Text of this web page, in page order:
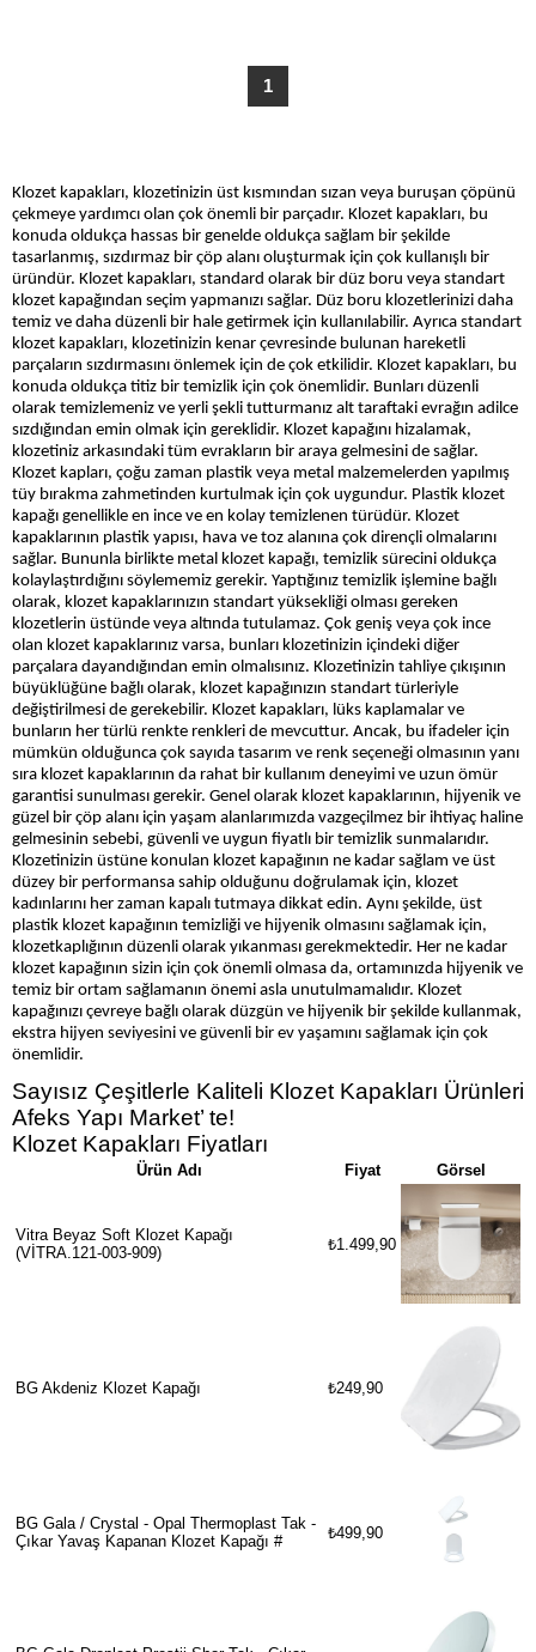
1
Klozet kapakları, klozetinizin üst kısmından sızan veya buruşan çöpünü
çekmeye yardımcı olan çok önemli bir parçadır. Klozet kapakları, bu
konuda oldukça hassas bir genelde oldukça sağlam bir şekilde
tasarlanmış, sızdırmaz bir çöp alanı oluşturmak için çok kullanışlı bir
üründür. Klozet kapakları, standard olarak bir düz boru veya standart
klozet kapağından seçim yapmanızı sağlar. Düz boru klozetlerinizi daha
temiz ve daha düzenli bir hale getirmek için kullanılabilir. Ayrıca standart
klozet kapakları, klozetinizin kenar çevresinde bulunan hareketli
parçaların sızdırmasını önlemek için de çok etkilidir. Klozet kapakları, bu
konuda oldukça titiz bir temizlik için çok önemlidir. Bunları düzenli
olarak temizlemeniz ve yerli şekli tutturmanız alt taraftaki evrağın adilce
sızdığından emin olmak için gereklidir. Klozet kapağını hizalamak,
klozetiniz arkasındaki tüm evrakların bir araya gelmesini de sağlar.
Klozet kapları, çoğu zaman plastik veya metal malzemelerden yapılmış
tüy bırakma zahmetinden kurtulmak için çok uygundur. Plastik klozet
kapağı genellikle en ince ve en kolay temizlenen türüdür. Klozet
kapaklarının plastik yapısı, hava ve toz alanına çok dirençli olmalarını
sağlar. Bununla birlikte metal klozet kapağı, temizlik sürecini oldukça
kolaylaştırdığını söylememiz gerekir. Yaptığınız temizlik işlemine bağlı
olarak, klozet kapaklarınızın standart yüksekliği olması gereken
klozetlerin üstünde veya altında tutulamaz. Çok geniş veya çok ince
olan klozet kapaklarınız varsa, bunları klozetinizin içindeki diğer
parçalara dayandığından emin olmalısınız. Klozetinizin tahliye çıkışının
büyüklüğüne bağlı olarak, klozet kapağınızın standart türleriyle
değiştirilmesi de gerekebilir. Klozet kapakları, lüks kaplamalar ve
bunların her türlü renkte renkleri de mevcuttur. Ancak, bu ifadeler için
mümkün olduğunca çok sayıda tasarım ve renk seçeneği olmasının yanı
sıra klozet kapaklarının da rahat bir kullanım deneyimi ve uzun ömür
garantisi sunulması gerekir. Genel olarak klozet kapaklarının, hijyenik ve
güzel bir çöp alanı için yaşam alanlarımızda vazgeçilmez bir ihtiyaç haline
gelmesinin sebebi, güvenli ve uygun fiyatlı bir temizlik sunmalarıdır.
Klozetinizin üstüne konulan klozet kapağının ne kadar sağlam ve üst
düzey bir performansa sahip olduğunu doğrulamak için, klozet
kadınlarını her zaman kapalı tutmaya dikkat edin. Aynı şekilde, üst
plastik klozet kapağının temizliği ve hijyenik olmasını sağlamak için,
klozetkaplığının düzenli olarak yıkanması gerekmektedir. Her ne kadar
klozet kapağının sizin için çok önemli olmasa da, ortamınızda hijyenik ve
temiz bir ortam sağlamanın önemi asla unutulmamalıdır. Klozet
kapağınızı çevreye bağlı olarak düzgün ve hijyenik bir şekilde kullanmak,
ekstra hijyen seviyesini ve güvenli bir ev yaşamını sağlamak için çok
önemlidir.
Sayısız Çeşitlerle Kaliteli Klozet Kapakları Ürünleri
Afeks Yapı Market’ te!
Klozet Kapakları Fiyatları
Ürün Adı Fiyat Görsel
Vitra Beyaz Soft Klozet Kapağı
(VİTRA.121-003-909)
₺1.499,90
BG Akdeniz Klozet Kapağı ₺249,90
BG Gala / Crystal - Opal Thermoplast Tak -
Çıkar Yavaş Kapanan Klozet Kapağı #
₺499,90